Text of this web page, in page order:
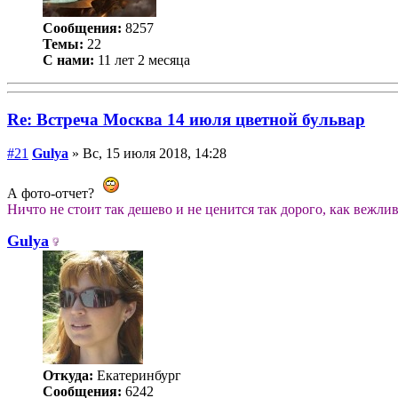
Сообщения: 8257
Темы: 22
С нами: 11 лет 2 месяца
Re: Встреча Москва 14 июля цветной бульвар
#21 Gulya » Вс, 15 июля 2018, 14:28
А фото-отчет?
Ничто не стоит так дешево и не ценится так дорого, как
Gulya
Откуда: Екатеринбург
Сообщения: 6242